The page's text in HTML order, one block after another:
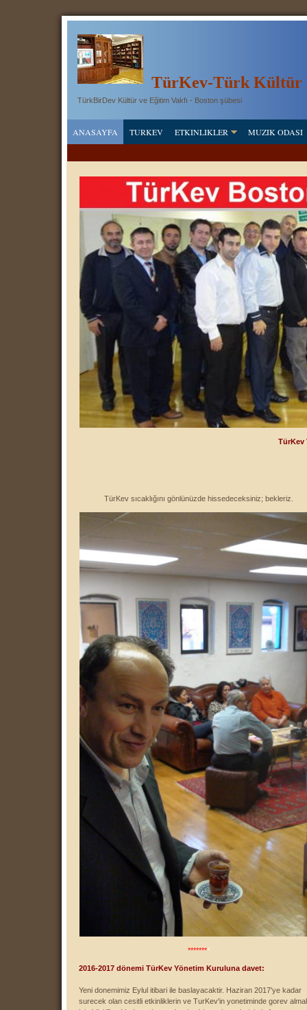
TürKev-Türk Kültür
TürkBirDev Kültür ve Eğitim Vakfı - Boston şübesi
ANASAYFA TURKEV ETKINLIKLER MUZIK ODASI
TürKev
TürKev sıcaklığını gönlünüzde hissedeceksiniz; bekleriz.
********
2016-2017 dönemi TürKev Yönetim Kuruluna davet:
Yeni donemimiz Eylul itibari ile baslayacaktir. Haziran 2017'ye kadar
surecek olan cesitli etkinliklerin ve TurKev'in yonetiminde gorev